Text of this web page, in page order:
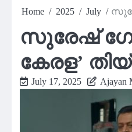
Home 2025 July
സുരേഷ്
കേരള’
July 17, 2025 Ajayan